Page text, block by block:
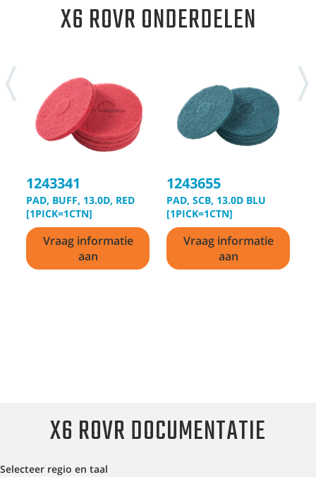
X6 ROVR ONDERDELEN
1243341
PAD, BUFF, 13.0D, RED
[1PICK=1CTN]
Vraag informatie
aan
1243655
PAD, SCB, 13.0D BLU
[1PICK=1CTN]
Vraag informatie
aan
X6 ROVR DOCUMENTATIE
Selecteer regio en taal